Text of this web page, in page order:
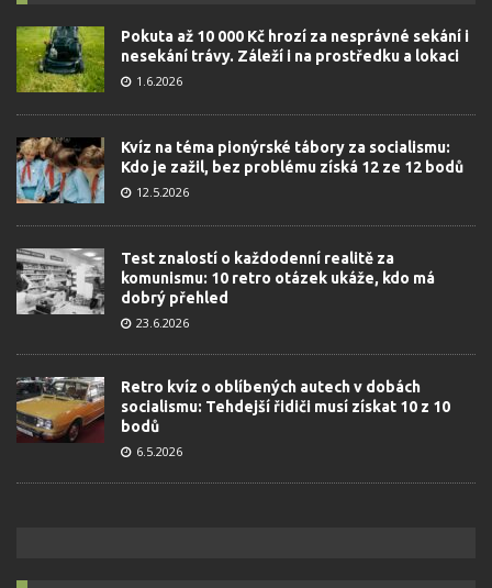
Pokuta až 10 000 Kč hrozí za nesprávné sekání i
nesekání trávy. Záleží i na prostředku a lokaci
1.6.2026
Kvíz na téma pionýrské tábory za socialismu:
Kdo je zažil, bez problému získá 12 ze 12 bodů
12.5.2026
Test znalostí o každodenní realitě za
komunismu: 10 retro otázek ukáže, kdo má
dobrý přehled
23.6.2026
Retro kvíz o oblíbených autech v dobách
socialismu: Tehdejší řidiči musí získat 10 z 10
bodů
6.5.2026